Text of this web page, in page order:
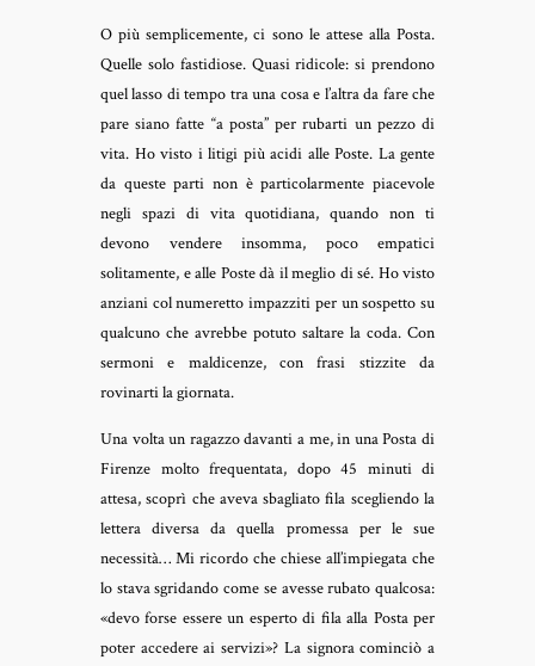
O più semplicemente, ci sono le attese alla Posta.
Quelle solo fastidiose. Quasi ridicole: si prendono
quel lasso di tempo tra una cosa e l’altra da fare che
pare siano fatte “a posta” per rubarti un pezzo di
vita. Ho visto i litigi più acidi alle Poste. La gente
da queste parti non è particolarmente piacevole
negli spazi di vita quotidiana, quando non ti
devono vendere insomma, poco empatici
solitamente, e alle Poste dà il meglio di sé. Ho visto
anziani col numeretto impazziti per un sospetto su
qualcuno che avrebbe potuto saltare la coda. Con
sermoni e maldicenze, con frasi stizzite da
rovinarti la giornata.
Una volta un ragazzo davanti a me, in una Posta di
Firenze molto frequentata, dopo 45 minuti di
attesa, scoprì che aveva sbagliato fila scegliendo la
lettera diversa da quella promessa per le sue
necessità… Mi ricordo che chiese all’impiegata che
lo stava sgridando come se avesse rubato qualcosa:
«devo forse essere un esperto di fila alla Posta per
poter accedere ai servizi»? La signora cominciò a